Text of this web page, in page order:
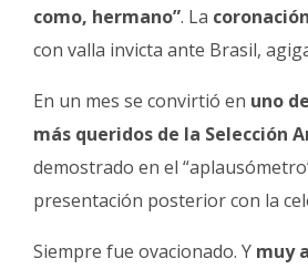
como, hermano”. La
con valla invicta ante Brasil,
En un mes se convirtió en uno
más queridos de la Selección
demostrado en el
presentación posterior con la
Siempre fue ovacionado. Y muy